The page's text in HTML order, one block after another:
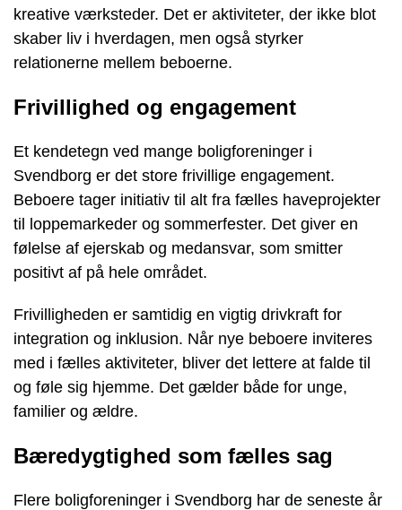
kreative værksteder. Det er aktiviteter, der ikke blot
skaber liv i hverdagen, men også styrker
relationerne mellem beboerne.
Frivillighed og engagement
Et kendetegn ved mange boligforeninger i
Svendborg er det store frivillige engagement.
Beboere tager initiativ til alt fra fælles haveprojekter
til loppemarkeder og sommerfester. Det giver en
følelse af ejerskab og medansvar, som smitter
positivt af på hele området.
Frivilligheden er samtidig en vigtig drivkraft for
integration og inklusion. Når nye beboere inviteres
med i fælles aktiviteter, bliver det lettere at falde til
og føle sig hjemme. Det gælder både for unge,
familier og ældre.
Bæredygtighed som fælles sag
Flere boligforeninger i Svendborg har de seneste år